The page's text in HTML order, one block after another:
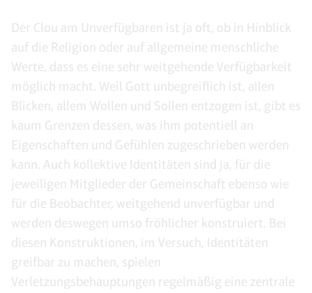
Der Clou am Unverfügbaren ist ja oft, ob in Hinblick
auf die Religion oder auf allgemeine menschliche
Werte, dass es eine sehr weitgehende Verfügbarkeit
möglich macht. Weil Gott unbegreiflich ist, allen
Blicken, allem Wollen und Sollen entzogen ist, gibt es
kaum Grenzen dessen, was ihm potentiell an
Eigenschaften und Gefühlen zugeschrieben werden
kann. Auch kollektive Identitäten sind ja, für die
jeweiligen Mitglieder der Gemeinschaft ebenso wie
für die Beobachter, weitgehend unverfügbar und
werden deswegen umso fröhlicher konstruiert. Bei
diesen Konstruktionen, im Versuch, Identitäten
greifbar zu machen, spielen
Verletzungsbehauptungen regelmäßig eine zentrale